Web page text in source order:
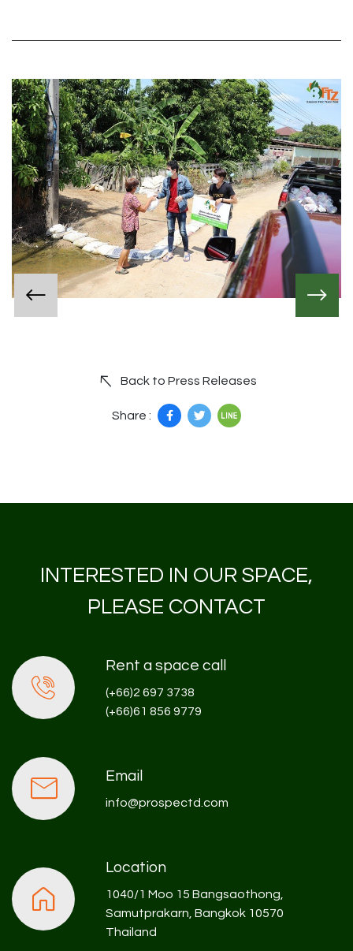
Back to Press Releases
Share :
INTERESTED IN OUR SPACE,
PLEASE CONTACT
Rent a space call
(+66)2 697 3738
(+66)61 856 9779
Email
info@prospectd.com
Location
1040/1 Moo 15 Bangsaothong,
Samutprakarn, Bangkok 10570
Thailand